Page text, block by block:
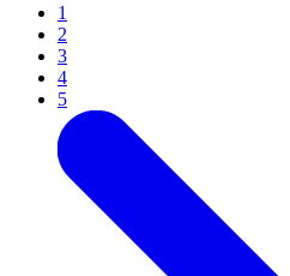
1
2
3
4
5